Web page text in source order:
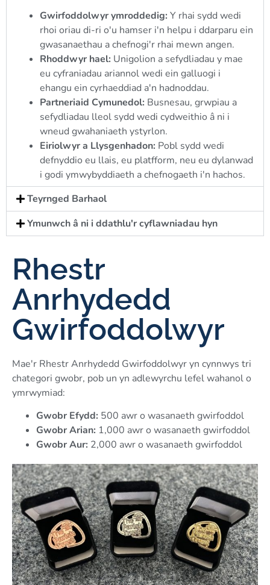
Gwirfoddolwyr ymroddedig: Y rhai sydd wedi
rhoi oriau di-ri o'u hamser i'n helpu i ddarparu ein
gwasanaethau a chefnogi'r rhai mewn angen.
Rhoddwyr hael: Unigolion a sefydliadau y mae
eu cyfraniadau ariannol wedi ein galluogi i
ehangu ein cyrhaeddiad a'n hadnoddau.
Partneriaid Cymunedol: Busnesau, grwpiau a
sefydliadau lleol sydd wedi cydweithio â ni i
wneud gwahaniaeth ystyrlon.
Eiriolwyr a Llysgenhadon: Pobl sydd wedi
defnyddio eu llais, eu platfform, neu eu dylanwad
i godi ymwybyddiaeth a chefnogaeth i'n hachos.
Teyrnged Barhaol
Ymunwch â ni i ddathlu'r cyflawniadau hyn
Rhestr
Anrhydedd
Gwirfoddolwyr
Mae'r Rhestr Anrhydedd Gwirfoddolwyr yn cynnwys tri
chategori gwobr, pob un yn adlewyrchu lefel wahanol o
ymrwymiad:
Gwobr Efydd: 500 awr o wasanaeth gwirfoddol
Gwobr Arian: 1,000 awr o wasanaeth gwirfoddol
Gwobr Aur: 2,000 awr o wasanaeth gwirfoddol